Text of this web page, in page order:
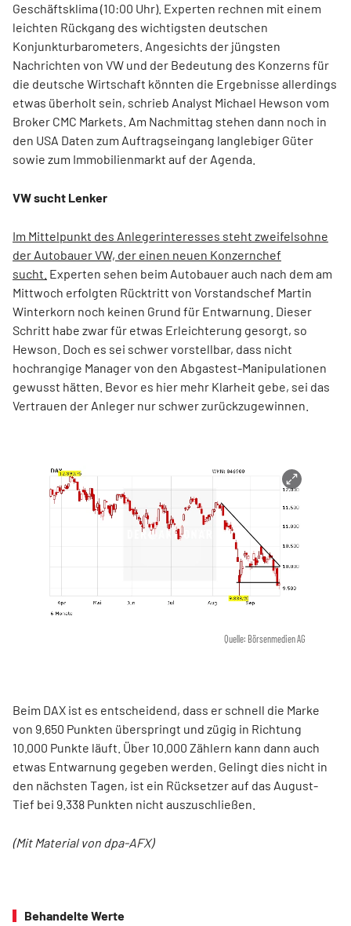
Geschäftsklima (10:00 Uhr). Experten rechnen mit einem
leichten Rückgang des wichtigsten deutschen
Konjunkturbarometers. Angesichts der jüngsten
Nachrichten von VW und der Bedeutung des Konzerns für
die deutsche Wirtschaft könnten die Ergebnisse allerdings
etwas überholt sein, schrieb Analyst Michael Hewson vom
Broker CMC Markets. Am Nachmittag stehen dann noch in
den USA Daten zum Auftragseingang langlebiger Güter
sowie zum Immobilienmarkt auf der Agenda.
VW sucht Lenker
Im Mittelpunkt des Anlegerinteresses steht zweifelsohne
der Autobauer VW, der einen neuen Konzernchef
sucht. Experten sehen beim Autobauer auch nach dem am
Mittwoch erfolgten Rücktritt von Vorstandschef Martin
Winterkorn noch keinen Grund für Entwarnung. Dieser
Schritt habe zwar für etwas Erleichterung gesorgt, so
Hewson. Doch es sei schwer vorstellbar, dass nicht
hochrangige Manager von den Abgastest-Manipulationen
gewusst hätten. Bevor es hier mehr Klarheit gebe, sei das
Vertrauen der Anleger nur schwer zurückzugewinnen.
Quelle: Börsenmedien AG
Beim DAX ist es entscheidend, dass er schnell die Marke
von 9.650 Punkten überspringt und zügig in Richtung
10.000 Punkte läuft. Über 10.000 Zählern kann dann auch
etwas Entwarnung gegeben werden. Gelingt dies nicht in
den nächsten Tagen, ist ein Rücksetzer auf das August-
Tief bei 9.338 Punkten nicht auszuschließen.
(Mit Material von dpa-AFX)
Behandelte Werte